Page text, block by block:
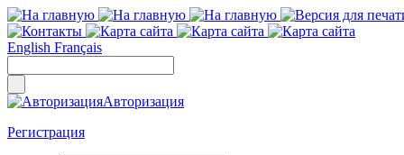
English Français
Авторизация
Регистрация